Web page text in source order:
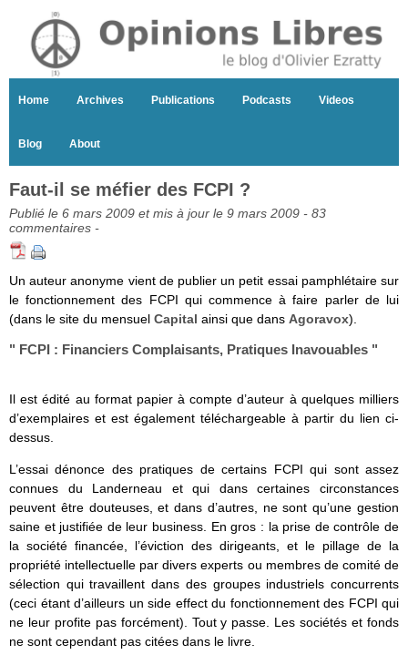
Home Archives Publications Podcasts Videos
Blog About
Faut-il se méfier des FCPI ?
Publié le 6 mars 2009 et mis à jour le 9 mars 2009 - 83
commentaires -
Un auteur anonyme vient de publier un petit essai pamphlétaire sur
le fonctionnement des FCPI qui commence à faire parler de lui
(dans le site du mensuel Capital ainsi que dans Agoravox).
" FCPI : Financiers Complaisants, Pratiques Inavouables "
Il est édité au format papier à compte d’auteur à quelques milliers
d’exemplaires et est également téléchargeable à partir du lien ci-
dessus.
L’essai dénonce des pratiques de certains FCPI qui sont assez
connues du Landerneau et qui dans certaines circonstances
peuvent être douteuses, et dans d’autres, ne sont qu’une gestion
saine et justifiée de leur business. En gros : la prise de contrôle de
la société financée, l’éviction des dirigeants, et le pillage de la
propriété intellectuelle par divers experts ou membres de comité de
sélection qui travaillent dans des groupes industriels concurrents
(ceci étant d’ailleurs un side effect du fonctionnement des FCPI qui
ne leur profite pas forcément). Tout y passe. Les sociétés et fonds
ne sont cependant pas citées dans le livre.